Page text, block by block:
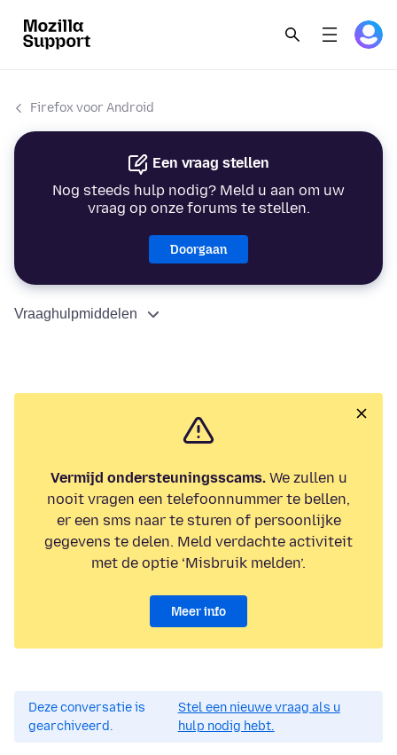
Firefox voor Android
Een vraag stellen
Nog steeds hulp nodig? Meld u aan om uw
vraag op onze forums te stellen.
Doorgaan
Vraaghulpmiddelen
Vermijd ondersteuningsscams.We zullen u
nooit vragen een telefoonnummer te bellen,
er een sms naar te sturen of persoonlijke
gegevens te delen. Meld verdachte activiteit
met de optie ‘Misbruik melden’.
Meer info
Deze conversatie is
gearchiveerd.
Stel een nieuwe vraag als u
hulp nodig hebt.